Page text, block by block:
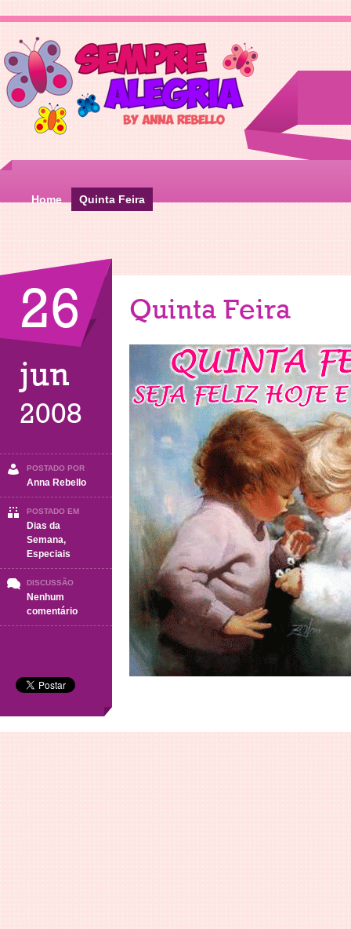
Home Quinta Feira
26
jun
2008
POSTADO POR
Anna Rebello
POSTADO EM
Dias da
Semana,
Especiais
DISCUSSÃO
Nenhum
comentárioem
Quinta
Quinta Feira